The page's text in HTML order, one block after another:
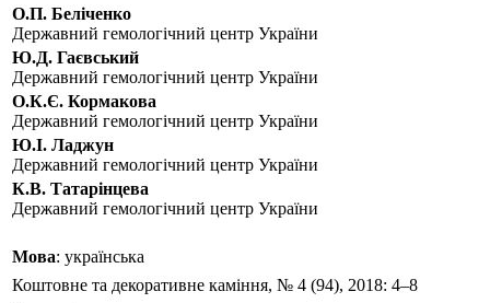
О.П. Беліченко
Державний гемологічний центр України
Ю.Д. Гаєвський
Державний гемологічний центр України
О.К.Є. Кормакова
Державний гемологічний центр України
Ю.І. Ладжун
Державний гемологічний центр України
К.В. Татарiнцева
Державний гемологічний центр України
Мова: українська
Коштовне та декоративне каміння, № 4 (94), 2018: 4–8